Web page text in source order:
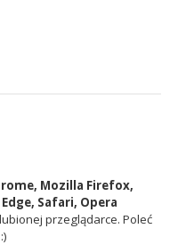
Mozilla Firefox,
Safari, Opera
przeglądarce. Poleć